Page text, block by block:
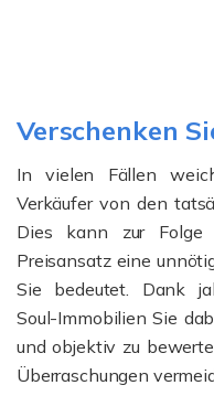
Verschenken
In vielen Fällen
Verkäufer von den
Dies kann zur Folge
Preisansatz eine
Sie bedeutet. Dank
Soul-Immobilien Sie
und objektiv zu
Überraschungen